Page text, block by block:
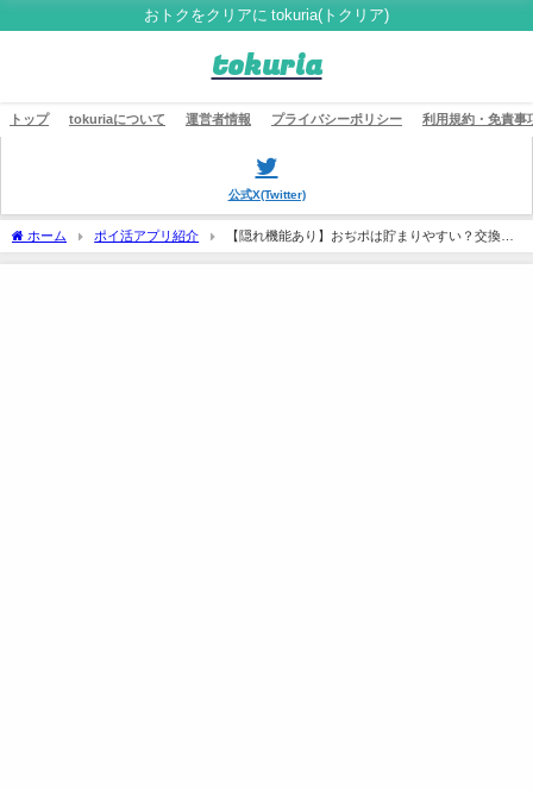
おトクをクリアに tokuria(トクリア)
tokuria
トップ tokuriaについて 運営者情報 プライバシーポリシー 利用規約・免責事
公式X(Twitter)
ホーム ポイ活アプリ紹介
【隠れ機能あり】おぢポは貯まりやすい？交換方
法や獲得ポイント数などを実際に使って検証